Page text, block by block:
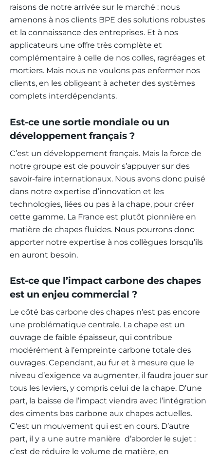
raisons de notre arrivée sur le marché : nous
amenons à nos clients BPE des solutions robustes
et la connaissance des entreprises. Et à nos
applicateurs une offre très complète et
complémentaire à celle de nos colles, ragréages et
mortiers. Mais nous ne voulons pas enfermer nos
clients, en les obligeant à acheter des systèmes
complets interdépendants.
Est-ce une sortie mondiale ou un
développement français ?
C’est un développement français. Mais la force de
notre groupe est de pouvoir s’appuyer sur des
savoir-faire internationaux. Nous avons donc puisé
dans notre expertise d’innovation et les
technologies, liées ou pas à la chape, pour créer
cette gamme. La France est plutôt pionnière en
matière de chapes fluides. Nous pourrons donc
apporter notre expertise à nos collègues lorsqu’ils
en auront besoin.
Est-ce que l’impact carbone des chapes
est un enjeu commercial ?
Le côté bas carbone des chapes n’est pas encore
une problématique centrale. La chape est un
ouvrage de faible épaisseur, qui contribue
modérément à l’empreinte carbone totale des
ouvrages. Cependant, au fur et à mesure que le
niveau d’exigence va augmenter, il faudra jouer sur
tous les leviers, y compris celui de la chape. D’une
part, la baisse de l’impact viendra avec l’intégration
des ciments bas carbone aux chapes actuelles.
C’est un mouvement qui est en cours. D’autre
part, il y a une autre manière d’aborder le sujet :
c’est de réduire le volume de matière, en